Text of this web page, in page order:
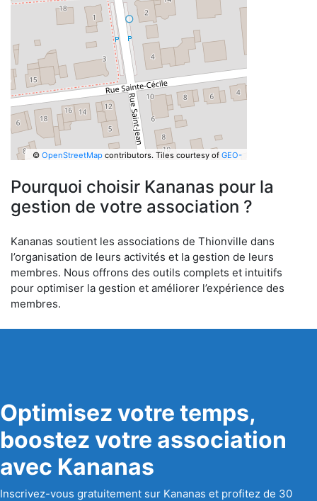
© OpenStreetMapcontributors. Tiles courtesy of GEO-
Pourquoi choisir Kananas pour la
gestion de votre association ?
Kananas soutient les associations de Thionville dans
l’organisation de leurs activités et la gestion de leurs
membres. Nous offrons des outils complets et intuitifs
pour optimiser la gestion et améliorer l’expérience des
membres.
Optimisez votre temps,
boostez votre association
avec Kananas
Inscrivez-vous gratuitement sur Kananas et profitez de 30